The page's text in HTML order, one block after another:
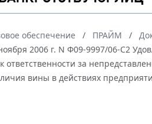
обеспечение ПРАЙМ
2006 г. N Ф09-9997/06-С2
за
вины в действиях